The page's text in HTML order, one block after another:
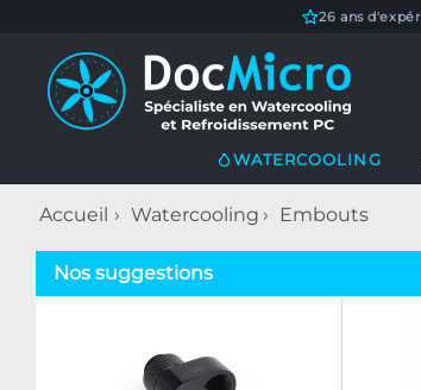
26 ans
WATERCOOLING
Accueil Watercooling Embouts
Nos suggestions